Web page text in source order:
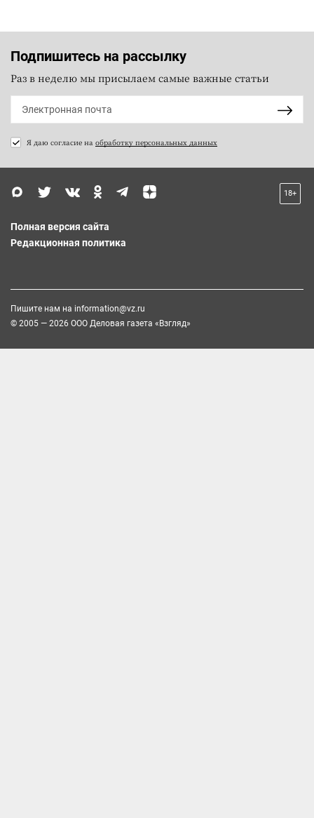
Подпишитесь на рассылку
Раз в неделю мы присылаем самые важные статьи
Я даю согласие на обработку персональных данных
18+
Полная версия сайта
Редакционная политика
Пишите нам на information@vz.ru
© 2005 — 2026 ООО Деловая газета «Взгляд»